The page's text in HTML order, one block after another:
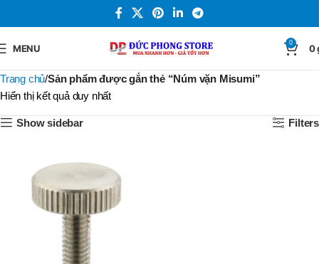
MENU 0 0
Trang chủ Sản phẩm được gắn thẻ “Núm vặn Misumi”
Hiển thị kết quả duy nhất
Show sidebar Filters